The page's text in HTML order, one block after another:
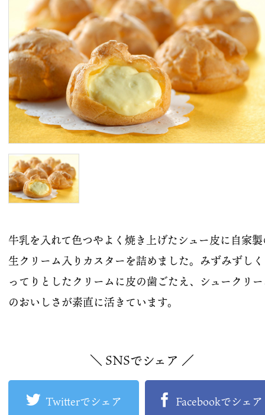
牛乳を入れて色つやよく焼き上げたシュー皮に自家
生クリーム入りカスターを詰めました。みずみずし
ってりとしたクリームに皮の歯ごたえ、シュークリ
のおいしさが素直に活きています。
＼ SNSでシェア ／
Twitterでシェア Facebookでシェア